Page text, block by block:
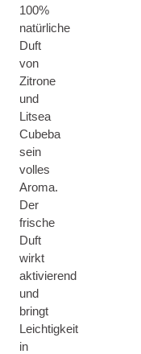
100%
natürliche
Duft
von
Zitrone
und
Litsea
Cubeba
sein
volles
Aroma.
Der
frische
Duft
wirkt
aktivierend
und
bringt
Leichtigkeit
in